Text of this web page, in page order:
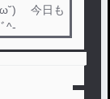
今日も
^-